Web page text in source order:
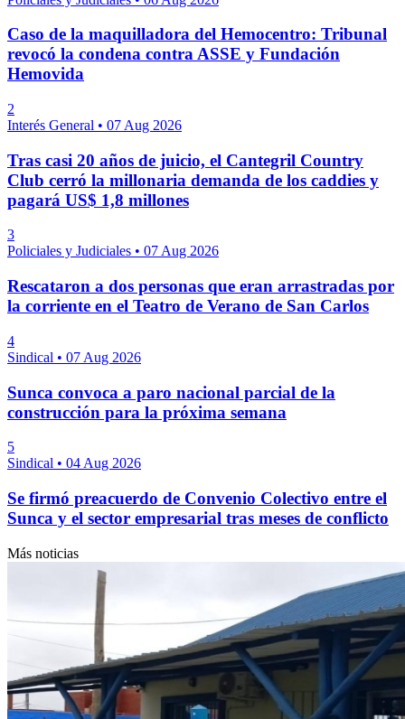
Caso de la maquilladora del Hemocentro: Tribunal
revocó la condena contra ASSE y Fundación
Hemovida
2
Interés General • 07 Aug 2026
Tras casi 20 años de juicio, el Cantegril Country
Club cerró la millonaria demanda de los caddies y
pagará US$ 1,8 millones
3
Policiales y Judiciales • 07 Aug 2026
Rescataron a dos personas que eran arrastradas por
la corriente en el Teatro de Verano de San Carlos
4
Sindical • 07 Aug 2026
Sunca convoca a paro nacional parcial de la
construcción para la próxima semana
5
Sindical • 04 Aug 2026
Se firmó preacuerdo de Convenio Colectivo entre el
Sunca y el sector empresarial tras meses de conflicto
Más noticias